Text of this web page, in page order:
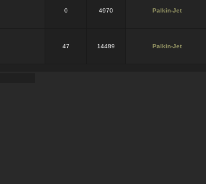
0 4970 Palkin-Jet
47 14489 Palkin-Jet